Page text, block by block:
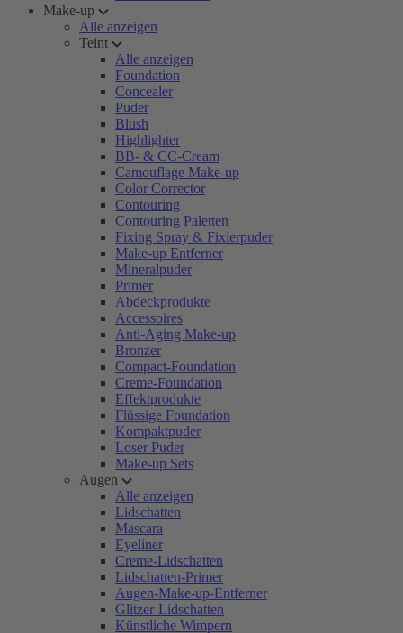
Make-up
Alle anzeigen
Teint
Alle anzeigen
Foundation
Concealer
Puder
Blush
Highlighter
BB- & CC-Cream
Camouflage Make-up
Color Corrector
Contouring
Contouring Paletten
Fixing Spray & Fixierpuder
Make-up Entferner
Mineralpuder
Primer
Abdeckprodukte
Accessoires
Anti-Aging Make-up
Bronzer
Compact-Foundation
Creme-Foundation
Effektprodukte
Flüssige Foundation
Kompaktpuder
Loser Puder
Make-up Sets
Augen
Alle anzeigen
Lidschatten
Mascara
Eyeliner
Creme-Lidschatten
Lidschatten-Primer
Augen-Make-up-Entferner
Glitzer-Lidschatten
Künstliche Wimpern